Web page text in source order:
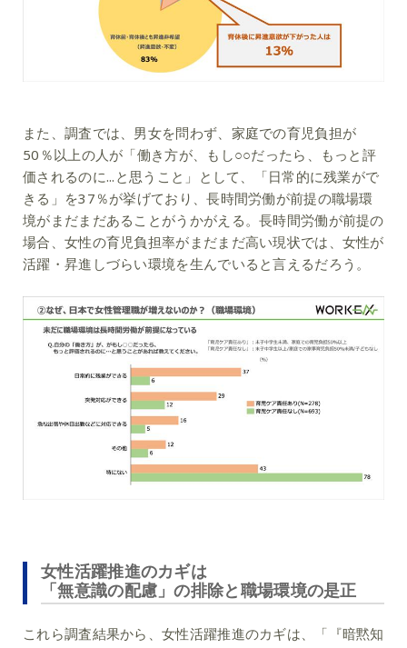
また、調査では、男女を問わず、家庭での育児負担が
50％以上の人が「働き方が、もし○○だったら、もっと評
価されるのに...と思うこと」として、「日常的に残業がで
きる」を37％が挙げており、長時間労働が前提の職場環
境がまだまだあることがうかがえる。長時間労働が前提の
場合、女性の育児負担率がまだまだ高い現状では、女性が
活躍・昇進しづらい環境を生んでいると言えるだろう。
女性活躍推進のカギは
「無意識の配慮」の排除と職場環境の是正
これら調査結果から、女性活躍推進のカギは、「『暗黙知